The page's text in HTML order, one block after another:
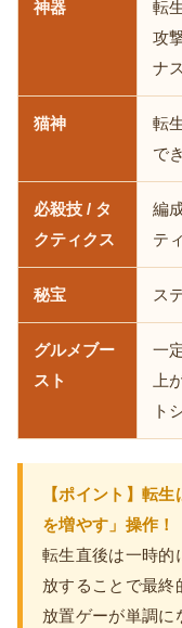
神器
転
攻
ナ
猫神
転
で
必殺技 / タ
クティクス
編
テ
秘宝 ス
グルメブー
スト
一
上
ト
【ポイント】転
を増やす」操作！
転生直後は一時的
放することで最終
放置ゲーが単調